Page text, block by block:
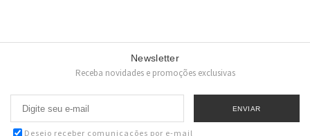
Newsletter
Receba novidades e promoções exclusivas
Desejo receber comunicações por e-mail